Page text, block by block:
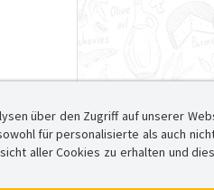
über den Zugriff auf unserer
für personalisierte als auch
aller Cookies zu erhalten und